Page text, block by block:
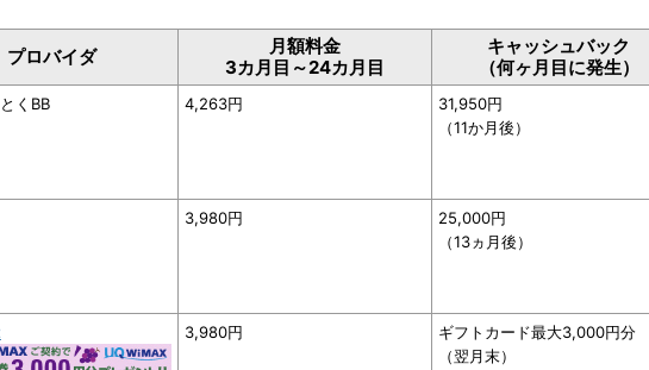
プロバイダ
月額料金
3カ月目～24カ月目
キャッシュバック
（何ヶ月目に発生）
くBB 4,263円
31,950円
（11か月後）
3,980円
25,000円
（13ヵ月後）
3,980円
ギフトカード最大3,000円分
（翌月末）